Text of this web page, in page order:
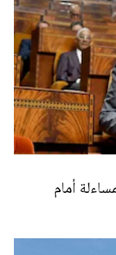
أمام